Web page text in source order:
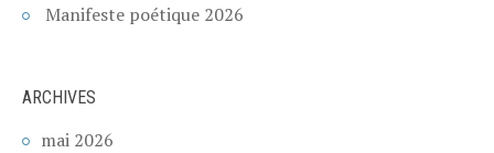
Manifeste poétique 2026
ARCHIVES
mai 2026